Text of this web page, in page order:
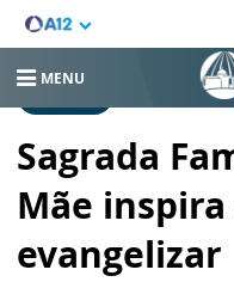
MENU
Sagrada
Mãe inspira
evangelizar